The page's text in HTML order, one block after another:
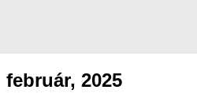
február, 2025